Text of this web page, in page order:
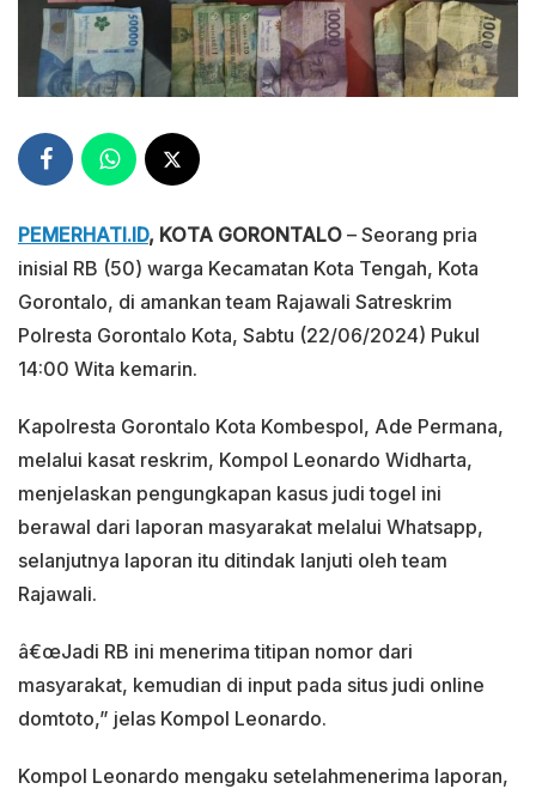
PEMERHATI.ID, KOTA GORONTALO – Seorang pria
inisial RB (50) warga Kecamatan Kota Tengah, Kota
Gorontalo, di amankan team Rajawali Satreskrim
Polresta Gorontalo Kota, Sabtu (22/06/2024) Pukul
14:00 Wita kemarin.
Kapolresta Gorontalo Kota Kombespol, Ade Permana,
melalui kasat reskrim, Kompol Leonardo Widharta,
menjelaskan pengungkapan kasus judi togel ini
berawal dari laporan masyarakat melalui Whatsapp,
selanjutnya laporan itu ditindak lanjuti oleh team
Rajawali.
â€œJadi RB ini menerima titipan nomor dari
masyarakat, kemudian di input pada situs judi online
domtoto,” jelas Kompol Leonardo.
Kompol Leonardo mengaku setelahmenerima laporan,